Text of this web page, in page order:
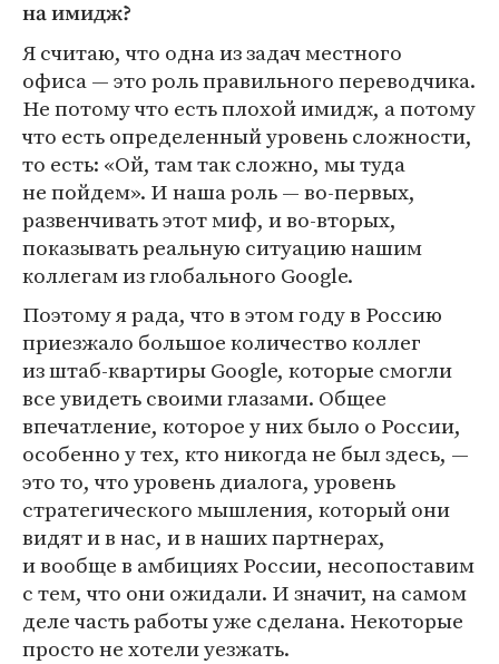
на имидж?
Я считаю, что одна из задач местного
офиса — это роль правильного переводчика.
Не потому что есть плохой имидж, а потому
что есть определенный уровень сложности,
то есть: «Ой, там так сложно, мы туда
не пойдем». И наша роль — во-первых,
развенчивать этот миф, и во-вторых,
показывать реальную ситуацию нашим
коллегам из глобального Google.
Поэтому я рада, что в этом году в Россию
приезжало большое количество коллег
из штаб-квартиры Google, которые смогли
все увидеть своими глазами. Общее
впечатление, которое у них было о России,
особенно у тех, кто никогда не был здесь, —
это то, что уровень диалога, уровень
стратегического мышления, который они
видят и в нас, и в наших партнерах,
и вообще в амбициях России, несопоставим
с тем, что они ожидали. И значит, на самом
деле часть работы уже сделана. Некоторые
просто не хотели уезжать.